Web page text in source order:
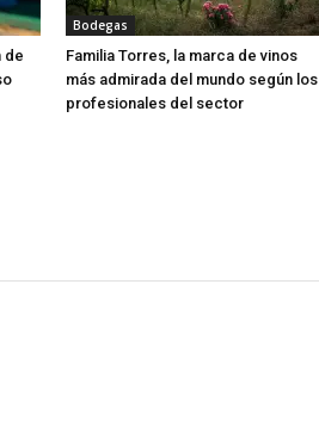
de
Bodegas
Familia Torres, la marca de vinos
más admirada del mundo según los
profesionales del sector